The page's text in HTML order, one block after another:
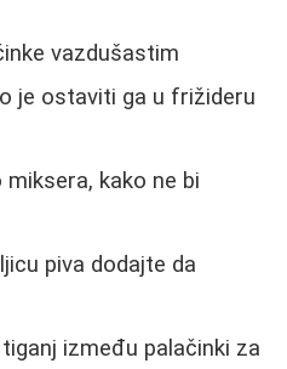
vazdušastim
je ostaviti ga u frižideru
kako ne bi
piva dodajte da
između palačinki za